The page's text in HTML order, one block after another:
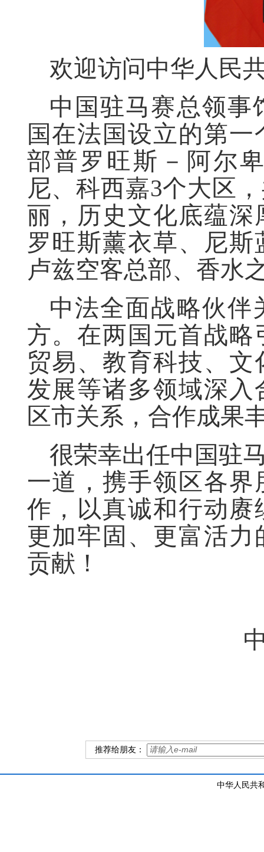
欢迎访问中华人民
中国驻马赛总领事
国在法国设立的第
部普罗旺斯－阿尔
尼、科西嘉3个大区
丽，历史文化底蕴深
罗旺斯薰衣草、尼
卢兹空客总部、香水
中法全面战略伙伴
方。在两国元首战
贸易、教育科技、
发展等诸多领域深入
区市关系，合作成果
很荣幸出任中国驻
一道，携手领区各
作，以真诚和行动
更加牢固、更富活
贡献！
推荐给朋友：
中华人民共